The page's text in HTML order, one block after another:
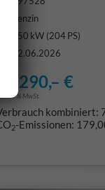
Benzin
150 kW (204 PS)
22.06.2026
61.290,– €
incl. 19% MwSt.
kombiniert:
2-Emissionen: